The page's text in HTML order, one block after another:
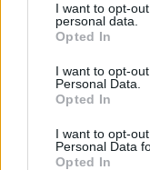
not limited to your
grant or deny
use your data for
consent section.
I want to opt-
personal data.
Opted In
I want to opt-
Personal Data.
Opted In
I want to opt-
Personal Data
Opted In